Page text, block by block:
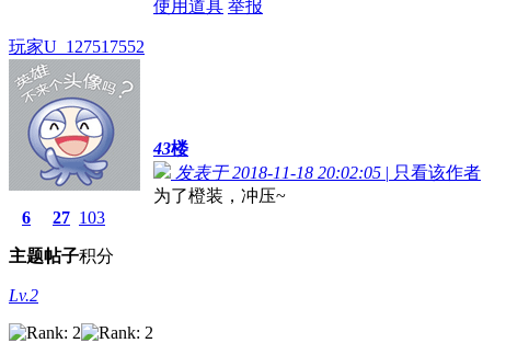
使用道具 举报
玩家U_127517552
6
主题
27
帖子
103
积分
Lv.2
43楼
发表于 2018-11-18 20:02:05 | 只看该作者
为了橙装，冲压~